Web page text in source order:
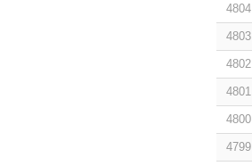
4804
4803
4802
4801
4800
4799